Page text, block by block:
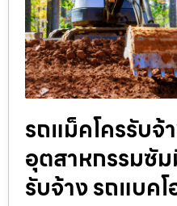
รถแม็คโครรับจ้
อุตสาหกรรมซั
รับจ้าง รถแบคโ